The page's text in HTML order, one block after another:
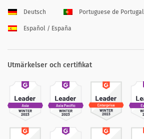
Deutsch Portuguese de Portugal
Español / España
Utmärkelser och certifikat